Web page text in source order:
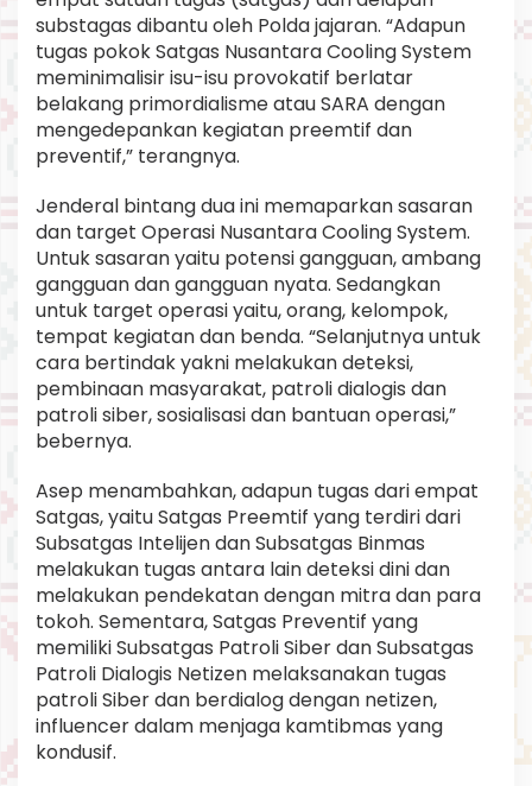
substagas dibantu oleh Polda jajaran. “Adapun
tugas pokok Satgas Nusantara Cooling System
meminimalisir isu-isu provokatif berlatar
belakang primordialisme atau SARA dengan
mengedepankan kegiatan preemtif dan
preventif,” terangnya.
Jenderal bintang dua ini memaparkan sasaran
dan target Operasi Nusantara Cooling System.
Untuk sasaran yaitu potensi gangguan, ambang
gangguan dan gangguan nyata. Sedangkan
untuk target operasi yaitu, orang, kelompok,
tempat kegiatan dan benda. “Selanjutnya untuk
cara bertindak yakni melakukan deteksi,
pembinaan masyarakat, patroli dialogis dan
patroli siber, sosialisasi dan bantuan operasi,”
bebernya.
Asep menambahkan, adapun tugas dari empat
Satgas, yaitu Satgas Preemtif yang terdiri dari
Subsatgas Intelijen dan Subsatgas Binmas
melakukan tugas antara lain deteksi dini dan
melakukan pendekatan dengan mitra dan para
tokoh. Sementara, Satgas Preventif yang
memiliki Subsatgas Patroli Siber dan Subsatgas
Patroli Dialogis Netizen melaksanakan tugas
patroli Siber dan berdialog dengan netizen,
influencer dalam menjaga kamtibmas yang
kondusif.